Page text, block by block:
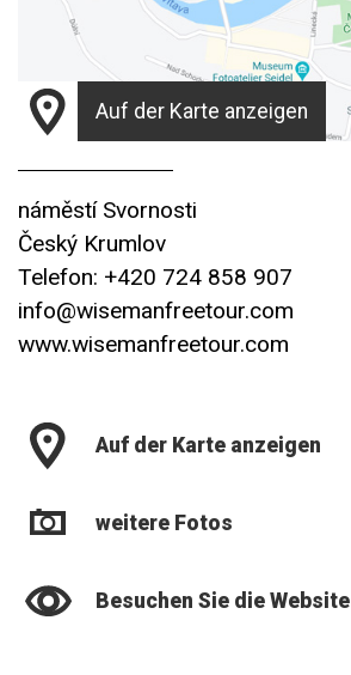
Auf der Karte anzeigen
náměstí Svornosti
Český Krumlov
Telefon: +420 724 858 907
info@wisemanfreetour.com
www.wisemanfreetour.com
Auf der Karte anzeigen
weitere Fotos
Besuchen Sie die Website